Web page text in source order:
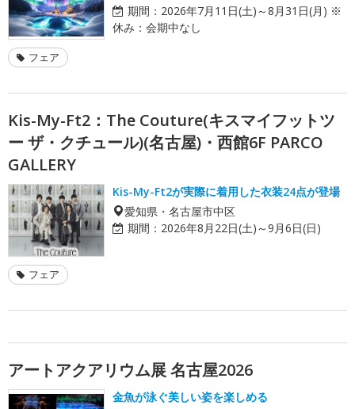
期間： 2026年7月11日(土)～8月31日(月) ※
休み：会期中なし
フェア
Kis-My-Ft2：The Couture(キスマイフットツ
ー ザ・クチュール)(名古屋)・西館6F PARCO
GALLERY
Kis-My-Ft2が実際に着用した衣装24点が登場
愛知県・名古屋市中区
期間： 2026年8月22日(土)～9月6日(日)
フェア
アートアクアリウム展 名古屋2026
金魚が泳ぐ美しい姿を楽しめる